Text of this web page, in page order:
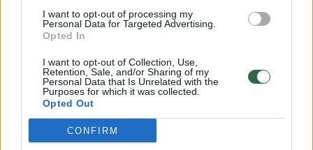
I want to opt-out of processing my
Personal Data for Targeted Advertising.
Opted In
I want to opt-out of Collection, Use,
Retention, Sale, and/or Sharing of my
Personal Data that Is Unrelated with the
Purposes for which it was collected.
Opted Out
CONFIRM
savivaldybių biudžetus, o likusio
nekomercinio gyventojų NT – gynybai, šios iš
Pirmajam iki 450 tūkst. eurų vertės būstui ir
toliau siūloma 50 proc. mokesčio lengvata,
taip pat 75 proc. lengvata tris ar daugiau